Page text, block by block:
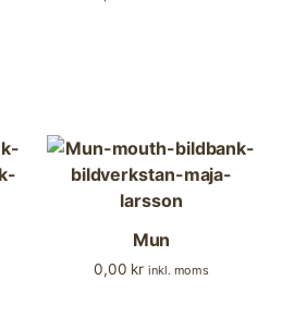
Mun
0,00 kr inkl. moms